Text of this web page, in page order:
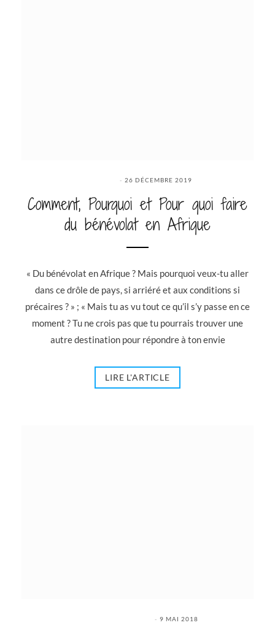
26 DÉCEMBRE 2019
Comment, Pourquoi et Pour quoi faire
du bénévolat en Afrique
« Du bénévolat en Afrique ? Mais pourquoi veux-tu aller
dans ce drôle de pays, si arriéré et aux conditions si
précaires ? » ; « Mais tu as vu tout ce qu’il s’y passe en ce
moment ? Tu ne crois pas que tu pourrais trouver une
autre destination pour répondre à ton envie
LIRE L'ARTICLE
9 MAI 2018